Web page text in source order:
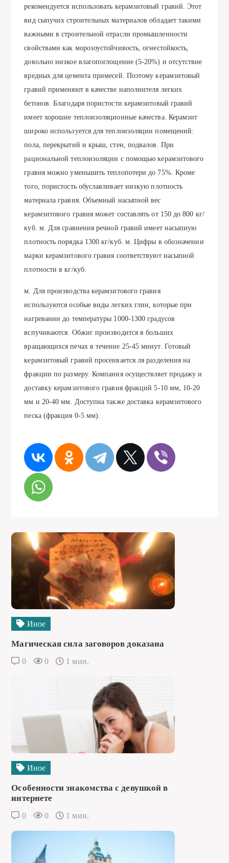
рекомендуется использовать керамзитовый гравий. Этот
вид сыпучих строительных материалов обладает такими
важными в строительной отрасли промышленности
свойствами как морозоустойчивость, огнестойкость,
довольно низкое влагопоглощение (5-20%) и отсутствие
вредных для цемента примесей. Поэтому керамзитовый
гравий применяют в качестве наполнителя легких
бетонов. Благодаря пористости керамзитовый гравий
имеет хорошие теплоизоляционные качества. Керамзит
широко используется для теплоизоляции помещений:
пола, перекрытий и крыш, стен, подвалов. При
рациональной теплоизоляции с помощью керамзитового
гравия можно уменьшить теплопотери до 75%. Кроме
того, пористость обуславливает низкую плотность
материала гравия. Объемный насыпной вес
керамзитового гравия может составлять от 150 до 800 кг/
куб. м. Для сравнения речной гравий имеет насыпную
плотность порядка 1300 кг/куб. м. Цифры в обозначении
марки керамзитового гравия соответствуют насыпной
плотности в кг/куб.
м. Для производства керамзитового гравия
используются особые виды легких глин, которые при
нагревании до температуры 1000-1300 градусов
вспучиваются. Обжиг производится в больших
вращающихся печах в течение 25-45 минут. Готовый
керамзитовый гравий просеивается ля разделения на
фракции по размеру. Компания осуществляет продажу и
доставку керамзитового гравия фракций 5-10 мм, 10-20
мм и 20-40 мм. Доступна также доставка керамзитового
песка (фракция 0-5 мм).
Иное
Магическая сила заговоров доказана
0 0 1 мин.
Иное
Особенности знакомства с девушкой в
интернете
0 0 1 мин.